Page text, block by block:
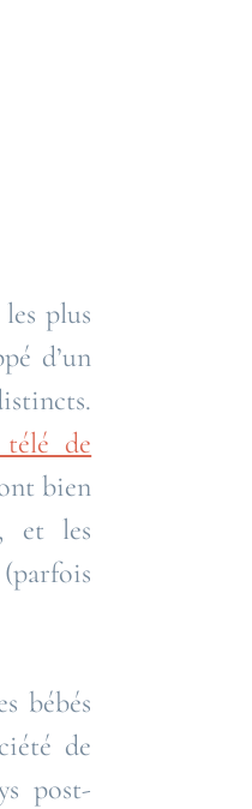
plus
d’un
de
bien
et les
bébés
de
post-